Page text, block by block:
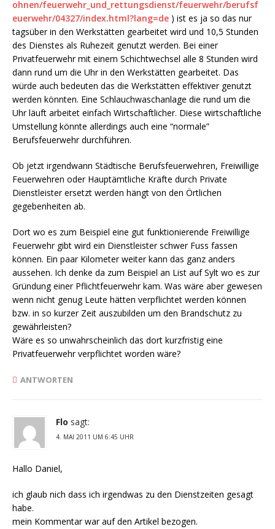
ohnen/feuerwehr_und_rettungsdienst/feuerwehr/berufsf
euerwehr/04327/index.html?lang=de ) ist es ja so das nur
tagsüber in den Werkstätten gearbeitet wird und 10,5 Stunden
des Dienstes als Ruhezeit genutzt werden. Bei einer
Privatfeuerwehr mit einem Schichtwechsel alle 8 Stunden wird
dann rund um die Uhr in den Werkstätten gearbeitet. Das
würde auch bedeuten das die Werkstätten effektiver genutzt
werden könnten. Eine Schlauchwaschanlage die rund um die
Uhr läuft arbeitet einfach Wirtschaftlicher. Diese wirtschaftliche
Umstellung könnte allerdings auch eine “normale”
Berufsfeuerwehr durchführen.
Ob jetzt irgendwann Städtische Berufsfeuerwehren, Freiwillige
Feuerwehren oder Hauptämtliche Kräfte durch Private
Dienstleister ersetzt werden hängt von den Örtlichen
gegebenheiten ab.
Dort wo es zum Beispiel eine gut funktionierende Freiwillige
Feuerwehr gibt wird ein Dienstleister schwer Fuss fassen
können. Ein paar Kilometer weiter kann das ganz anders
aussehen. Ich denke da zum Beispiel an List auf Sylt wo es zur
Gründung einer Pflichtfeuerwehr kam. Was wäre aber gewesen
wenn nicht genug Leute hätten verpflichtet werden können
bzw. in so kurzer Zeit auszubilden um den Brandschutz zu
gewährleisten?
Wäre es so unwahrscheinlich das dort kurzfristig eine
Privatfeuerwehr verpflichtet worden wäre?
ANTWORTEN
Flo sagt:
4. MAI 2011 UM 6:45 UHR
Hallo Daniel,
ich glaub nich dass ich irgendwas zu den Dienstzeiten gesagt
habe.
mein Kommentar war auf den Artikel bezogen.